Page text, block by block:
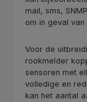
mail, sms,
om in geval
Voor de
rookmelder
sensoren met
volledige en
kan het aantal